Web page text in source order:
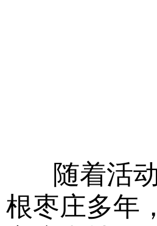
随着活动
根枣庄多年